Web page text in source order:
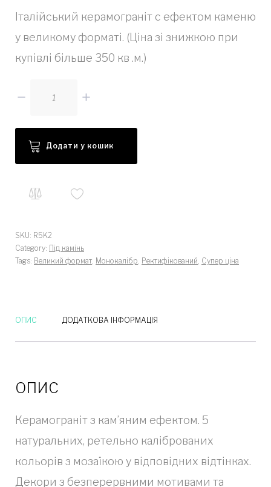
Італійський керамограніт с ефектом каменю
у великому форматі. (Ціна зі знижкою при
купівлі більше 350 кв .м.)
Додати у кошик
SKU: R5K2
Category: Під камінь
Tags: Великий формат, Монокалібр, Ректифікований, Супер ціна
ОПИС ДОДАТКОВА ІНФОРМАЦІЯ
ОПИС
Керамограніт з кам’яним ефектом. 5
натуральних, ретельно каліброваних
кольорів з мозаїкою у відповідних відтінках.
Декори з безперервними мотивами та